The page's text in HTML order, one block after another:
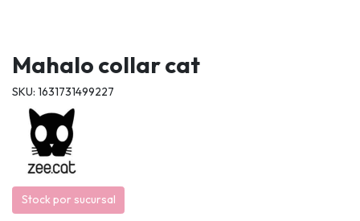
Mahalo collar cat
SKU: 1631731499227
Stock por sucursal